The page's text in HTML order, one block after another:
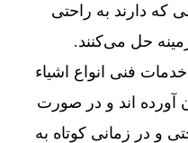
که دارند به راحتی
حل می‌کنند.
فنی انواع اشیاء
آورده اند و در صورت
و در زمانی کوتاه به